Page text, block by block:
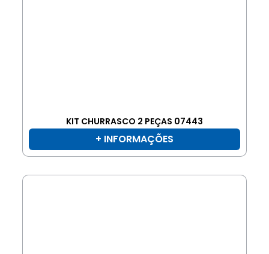
KIT CHURRASCO 2 PEÇAS 07443
+ INFORMAÇÕES